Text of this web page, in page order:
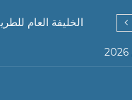
الخليفة العام